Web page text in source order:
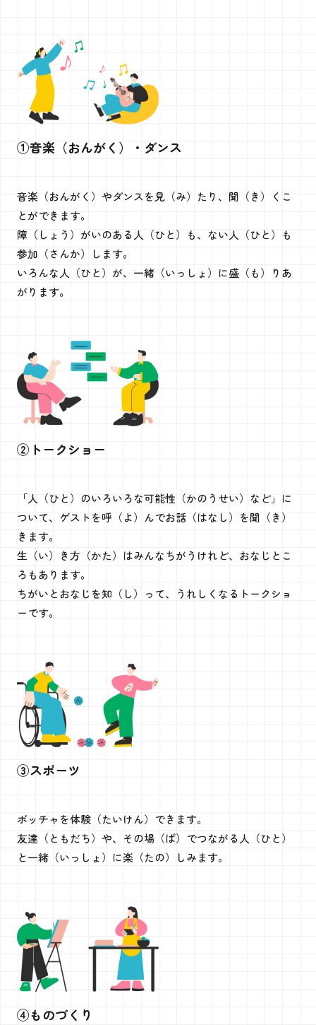
①音楽（おんがく）・ダンス
音楽（おんがく）やダンスを見（み）たり、聞（き）くこ
とができます。
障（しょう）がいのある人（ひと）も、ない人（ひと）も
参加（さんか）します。
いろんな人（ひと）が、一緒（いっしょ）に盛（も）りあ
がります。
②トークショー
「人（ひと）のいろいろな可能性（かのうせい）など」に
ついて、ゲストを呼（よ）んでお話（はなし）を聞（き）
きます。
生（い）き方（かた）はみんなちがうけれど、おなじとこ
ろもあります。
ちがいとおなじを知（し）って、うれしくなるトークショ
ーです。
③スポーツ
ボッチャを体験（たいけん）できます。
友達（ともだち）や、その場（ば）でつながる人（ひと）
と一緒（いっしょ）に楽（たの）しみます。
④ものづくり